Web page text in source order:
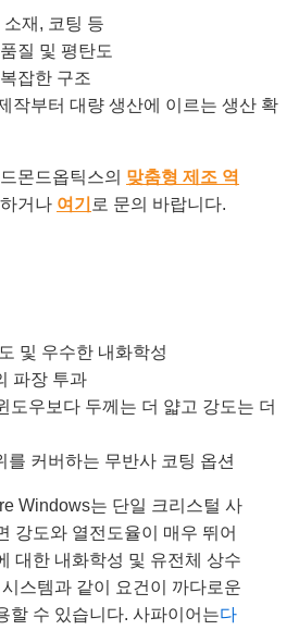
재, 코팅 등
질 및 평탄도
잡한 구조
작부터 대량 생산에 이르는 생산 확
몬드옵틱스의 맞춤형 제조 역
거나 여기 로 문의 바랍니다.
및 우수한 내화학성
파장 투과
도우보다 두께는 더 얇고 강도는 더
를 커버하는 무반사 코팅 옵션
Windows는 단일 크리스털 사
강도와 열전도율이 매우 뛰어
대한 내화학성 및 유전체 상수
스템과 같이 요건이 까다로운
할 수 있습니다. 사파이어는다